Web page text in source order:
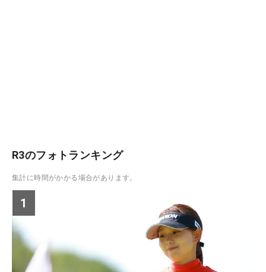
R3のフォトランキング
集計に時間がかかる場合があります。
1